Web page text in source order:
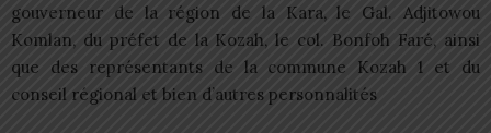
gouverneur de la région de la Kara, le Gal. Adjitowou
Komlan, du préfet de la Kozah, le col. Bonfoh Faré, ainsi
que des représentants de la commune Kozah 1 et du
conseil régional et bien d’autres personnalités